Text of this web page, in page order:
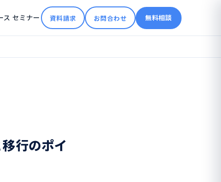
ス セミナー 資料請求 お問合わせ 無料相談
行のポイ